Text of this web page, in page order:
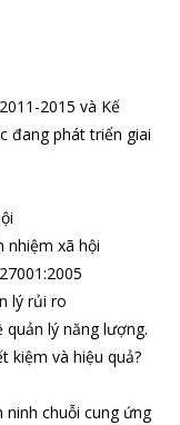
2015 và Kế
đang phát triển giai
nhiệm xã hội
lý rủi ro
quản lý năng lượng.
kiệm và hiệu quả?
ninh chuỗi cung ứng